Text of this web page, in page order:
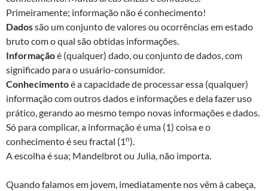
Primeiramente; informação não é conhecimento!
Dadossão um conjunto de valores ou ocorrências em estado
bruto com o qual são obtidas informações.
Informaçãoé (qualquer) dado, ou conjunto de dados, com
significado para o usuário-consumidor.
Conhecimentoé a capacidade de processar essa (qualquer)
informação com outros dados e informações e dela fazer uso
prático, gerando ao mesmo tempo novas informações e dados.
Só para complicar, a informação é uma (1) coisa e o
conhecimento é seu fractal (1n).
A escolha é sua; Mandelbrot ou Julia, não importa.
Quando falamos em jovem, imediatamente nos vêm à cabeça,